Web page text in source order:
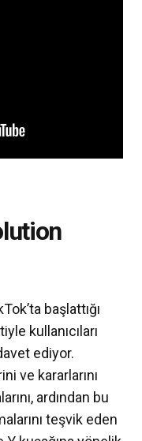
başlattığı
kullanıcıları
ediyor.
ve kararlarını
ardından bu
teşvik eden